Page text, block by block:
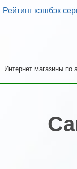
Рейтинг кэшбэк
Интернет магазины по